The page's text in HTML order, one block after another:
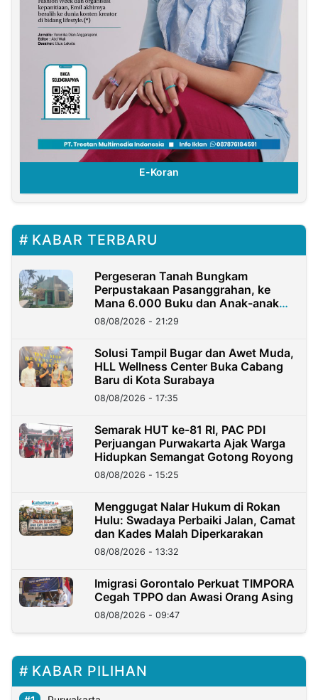
E-Koran
KABAR TERBARU
Pergeseran Tanah Bungkam
Perpustakaan Pasanggrahan, ke
Mana 6.000 Buku dan Anak-anak
Kini?
08/08/2026 - 21:29
Solusi Tampil Bugar dan Awet Muda,
HLL Wellness Center Buka Cabang
Baru di Kota Surabaya
08/08/2026 - 17:35
Semarak HUT ke-81 RI, PAC PDI
Perjuangan Purwakarta Ajak Warga
Hidupkan Semangat Gotong Royong
08/08/2026 - 15:25
Menggugat Nalar Hukum di Rokan
Hulu: Swadaya Perbaiki Jalan, Camat
dan Kades Malah Diperkarakan
08/08/2026 - 13:32
Imigrasi Gorontalo Perkuat TIMPORA
Cegah TPPO dan Awasi Orang Asing
08/08/2026 - 09:47
KABAR PILIHAN